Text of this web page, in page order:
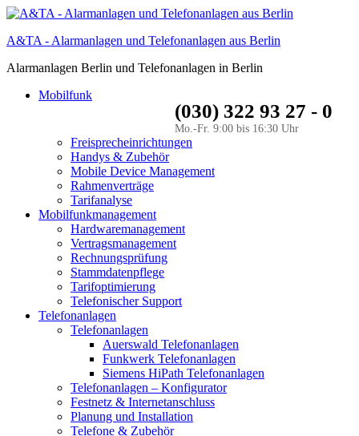
A&TA - Alarmanlagen und Telefonanlagen aus Berlin
Alarmanlagen Berlin und Telefonanlagen in Berlin
(030) 322 93 27 - 0
Mo.-Fr. 9:00 bis 16:30 Uhr
Mobilfunk
Freisprecheinrichtungen
Handys & Zubehör
Mobile Device Management
Rahmenverträge
Tarifanalyse
Mobilfunkmanagement
Hardwaremanagement
Vertragsmanagement
Rechnungsprüfung
Stammdatenpflege
Tarifoptimierung
Telefonischer Support
Telefonanlagen
Telefonanlagen
Auerswald Telefonanlagen
Funkwerk Telefonanlagen
Siemens HiPath Telefonanlagen
Telefonanlagen – Konfigurator
Festnetz & Internetanschluss
Planung und Installation
Telefone & Zubehör